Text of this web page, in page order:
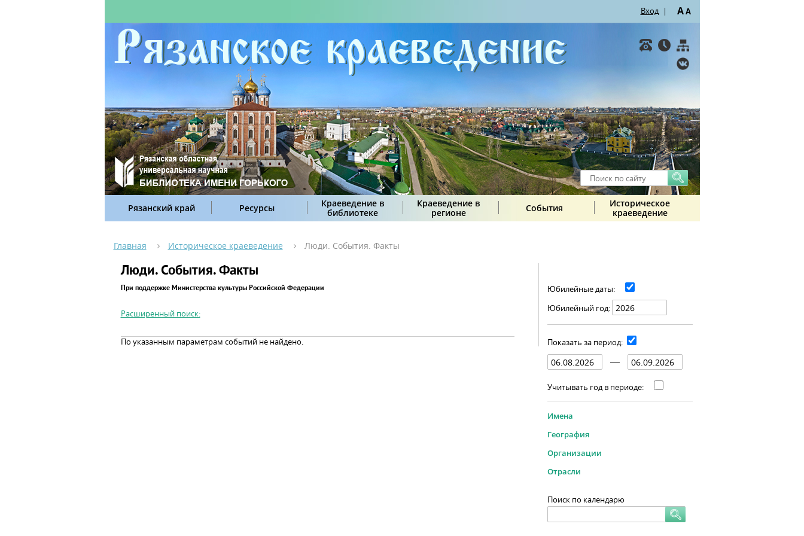
Вход | AA
Рязанский край Ресурсы
Краеведение в
библиотеке
Краеведение в
регионе
События
Историческое
краеведение
Главная Историческое краеведение Люди. События. Факты
Люди. События. Факты
При поддержке Министерства культуры Российской Федерации
Расширенный поиск:
По указанным параметрам событий не найдено.
Юбилейные даты:
Юбилейный год:
Показать за период:
Учитывать год в периоде:
Имена
География
Организации
Отрасли
Поиск по календарю